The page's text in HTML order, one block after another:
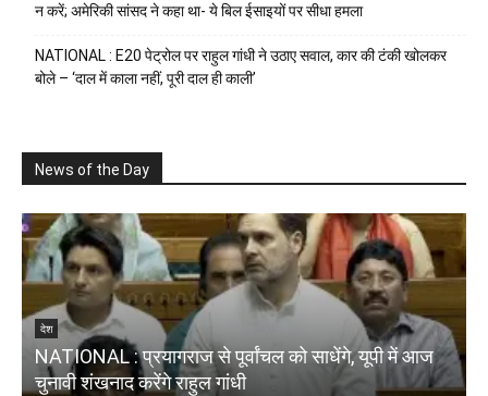
न करें; अमेरिकी सांसद ने कहा था- ये बिल ईसाइयों पर सीधा हमला
NATIONAL : E20 पेट्रोल पर राहुल गांधी ने उठाए सवाल, कार की टंकी खोलकर
बोले – ‘दाल में काला नहीं, पूरी दाल ही काली’
News of the Day
देश
NATIONAL : प्रयागराज से पूर्वांचल को साधेंगे, यूपी में आज
चुनावी शंखनाद करेंगे राहुल गांधी